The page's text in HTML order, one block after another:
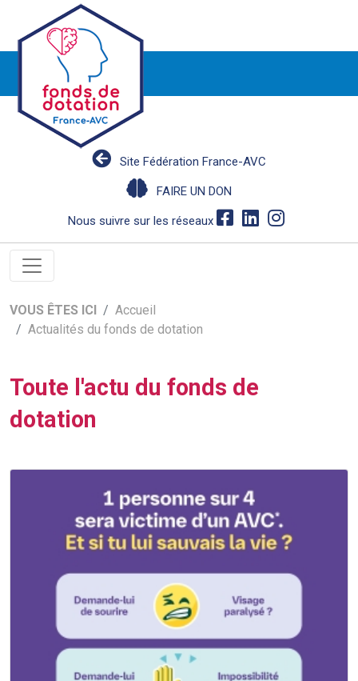
Site Fédération France-AVC
FAIRE UN DON
Nous suivre sur les réseaux
VOUS ÊTES ICI
Accueil
Actualités du fonds de dotation
Toute l'actu du fonds de
dotation